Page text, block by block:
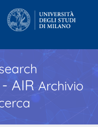
- AIR Archivio